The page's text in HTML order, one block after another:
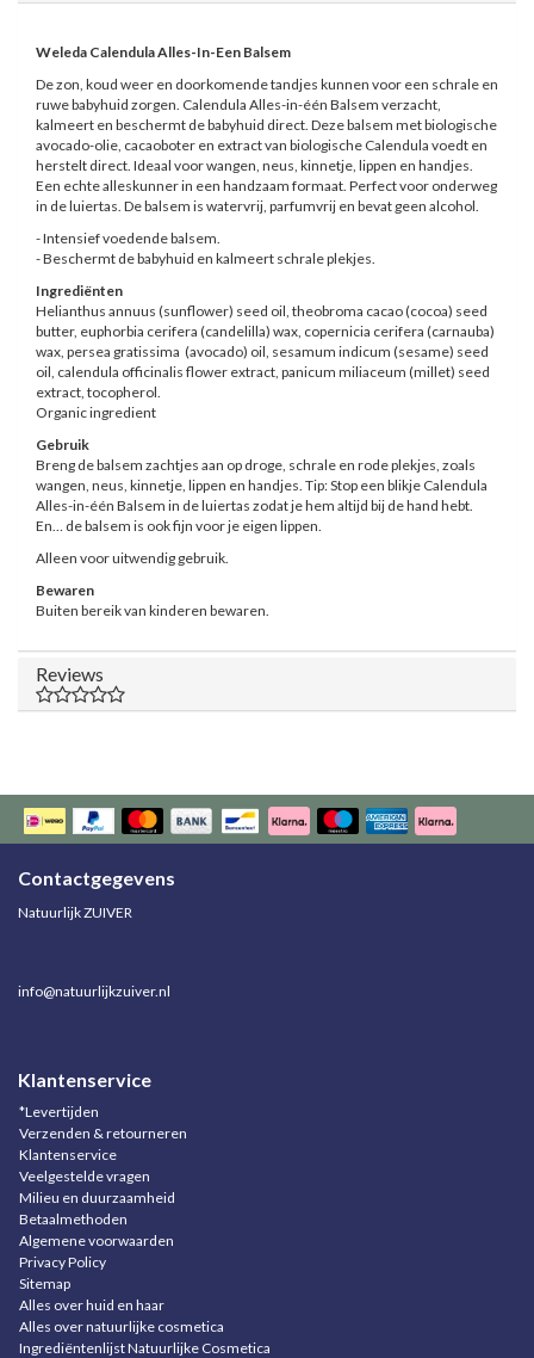
Weleda Calendula Alles-In-Een Balsem
De zon, koud weer en doorkomende tandjes kunnen voor een schrale en
ruwe babyhuid zorgen. Calendula Alles-in-één Balsem verzacht,
kalmeert en beschermt de babyhuid direct. Deze balsem met biologische
avocado-olie, cacaoboter en extract van biologische Calendula voedt en
herstelt direct. Ideaal voor wangen, neus, kinnetje, lippen en handjes.
Een echte alleskunner in een handzaam formaat. Perfect voor onderweg
in de luiertas. De balsem is watervrij, parfumvrij en bevat geen alcohol.
- Intensief voedende balsem.
- Beschermt de babyhuid en kalmeert schrale plekjes.
Ingrediënten
Helianthus annuus (sunflower) seed oil, theobroma cacao (cocoa) seed
butter, euphorbia cerifera (candelilla) wax, copernicia cerifera (carnauba)
wax, persea gratissima (avocado) oil, sesamum indicum (sesame) seed
oil, calendula officinalis flower extract, panicum miliaceum (millet) seed
extract, tocopherol.
Organic ingredient
Gebruik
Breng de balsem zachtjes aan op droge, schrale en rode plekjes, zoals
wangen, neus, kinnetje, lippen en handjes. Tip: Stop een blikje Calendula
Alles-in-één Balsem in de luiertas zodat je hem altijd bij de hand hebt.
En… de balsem is ook fijn voor je eigen lippen.
Alleen voor uitwendig gebruik.
Bewaren
Buiten bereik van kinderen bewaren.
Reviews
Contactgegevens
Natuurlijk ZUIVER
info@natuurlijkzuiver.nl
Klantenservice
*Levertijden
Verzenden & retourneren
Klantenservice
Veelgestelde vragen
Milieu en duurzaamheid
Betaalmethoden
Algemene voorwaarden
Privacy Policy
Sitemap
Alles over huid en haar
Alles over natuurlijke cosmetica
Ingrediëntenlijst Natuurlijke Cosmetica